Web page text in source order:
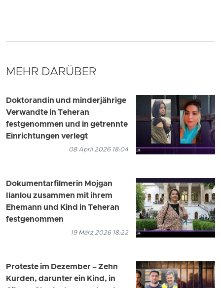
MEHR DARÜBER
Doktorandin und minderjährige
Verwandte in Teheran
festgenommen und in getrennte
Einrichtungen verlegt
08 April 2026 18:04
Dokumentarfilmerin Mojgan
Ilanlou zusammen mit ihrem
Ehemann und Kind in Teheran
festgenommen
19 März 2026 18:22
Proteste im Dezember – Zehn
Kurden, darunter ein Kind, in